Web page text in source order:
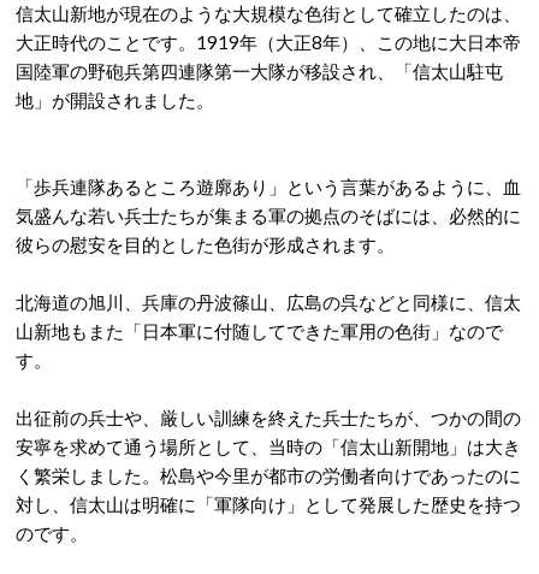
信太山新地が現在のような大規模な色街として確立したのは、
大正時代のことです。 1919年（大正8年）、この地に大日本帝
国陸軍の野砲兵第四連隊第一大隊が移設され、「信太山駐屯
地」が開設されました 。
「歩兵連隊あるところ遊廓あり」という言葉があるように、血
気盛んな若い兵士たちが集まる軍の拠点のそばには、必然的に
彼らの慰安を目的とした色街が形成されます。
北海道の旭川、兵庫の丹波篠山、広島の呉などと同様に、信太
山新地もまた「日本軍に付随してできた軍用の色街」なので
す。
出征前の兵士や、厳しい訓練を終えた兵士たちが、つかの間の
安寧を求めて通う場所として、当時の「信太山新開地」は大き
く繁栄しました 。松島や今里が都市の労働者向けであったのに
対し、信太山は明確に「軍隊向け」として発展した歴史を持つ
のです。